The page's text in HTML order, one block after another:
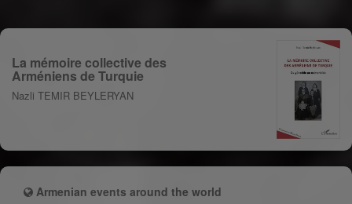
La mémoire collective des
Arméniens de Turquie
Nazli TEMIR BEYLERYAN
Armenian events around the world